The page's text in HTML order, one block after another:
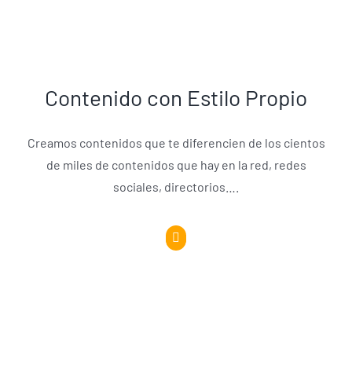
Contenido con Estilo Propio
Creamos contenidos que te diferencien de los cientos
de miles de contenidos que hay en la red, redes
sociales, directorios….